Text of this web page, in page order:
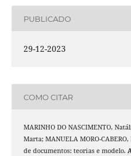
PUBLICADO
29-12-2023
COMO CITAR
MARINHO DO NASCIMENTO,
Marta; MANUELA MORO-
de documentos: teorias e modelo.